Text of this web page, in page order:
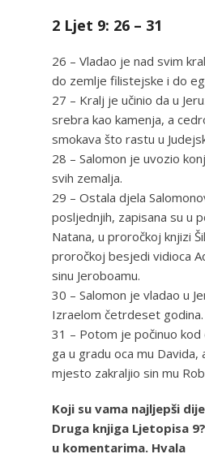
2 Ljet 9: 26 – 31
26 – Vladao je nad svim
do zemlje filistejske i do
27 – Kralj je učinio da u
srebra kao kamenja, a
smokava što rastu u
28 – Salomon je uvozio
svih zemalja.
29 – Ostala djela
posljednjih, zapisana su u
Natana, u proročkoj knjizi
proročkoj besjedi vidioca
sinu Jeroboamu.
30 – Salomon je vladao u
Izraelom četrdeset godina.
31 – Potom je počinuo kod
ga u gradu oca mu Davida,
mjesto zakraljio sin mu
Koji su vama najljepši
Druga knjiga Ljetopisa
u komentarima. Hvala